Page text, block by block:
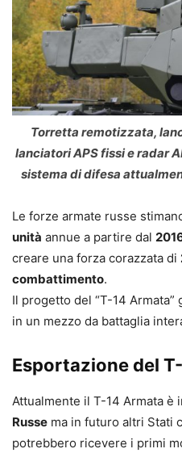
Torretta remotizzata,
lanciatori APS fissi e radar
sistema di difesa
Le forze armate russe
unità annue a partire dal
creare una forza corazzata di
combattimento.
Il progetto del “T-14
in un mezzo da battaglia
Esportazione del
Attualmente il T-14 Armata è
Russe ma in futuro altri Stati
potrebbero ricevere i primi